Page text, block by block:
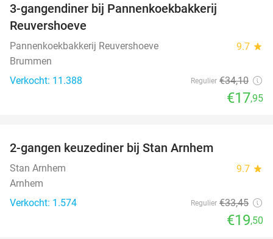
3-gangendiner bij Pannenkoekbakkerij
Reuvershoeve
Pannenkoekbakkerij Reuvershoeve 9.7 star
Brummen
Verkocht: 11.388
Regulier €34,10
€17,95
2-gangen keuzediner bij Stan Arnhem
Stan Arnhem 9.7 star
Arnhem
Verkocht: 1.574
Regulier €33,45
€19,50